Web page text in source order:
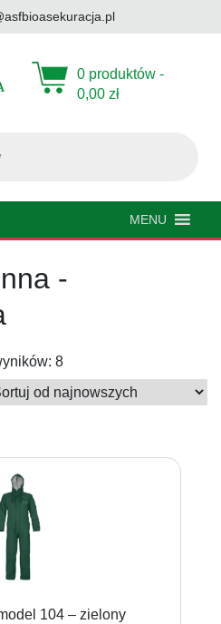
0 produktów -
0,00 zł
MENU
-
8Posortowane
według
najnowszych
104 – zielony